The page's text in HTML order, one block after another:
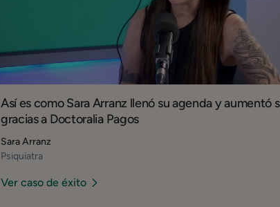
Así es como Sara Arranz llenó su agenda y aumentó
gracias a Doctoralia Pagos
Sara Arranz
Psiquiatra
Ver caso de éxito